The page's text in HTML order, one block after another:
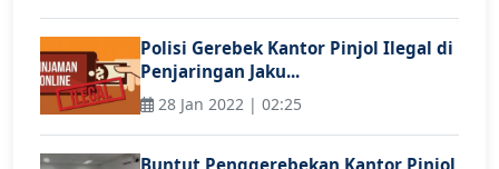
Polisi Gerebek Kantor Pinjol Ilegal di
Penjaringan Jaku...
28 Jan 2022 | 02:25
Buntut Penggerebekan Kantor Pinjol